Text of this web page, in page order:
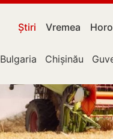
Știri Vremea
Bulgaria Chișinău